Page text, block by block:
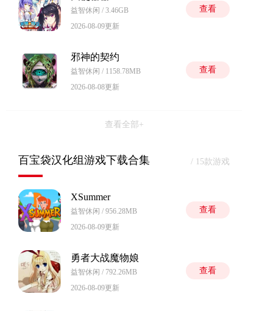
益智休闲 / 3.46GB
2026-08-09更新
查看
邪神的契约
益智休闲 / 1158.78MB
2026-08-08更新
查看
查看全部+
百宝袋汉化组游戏下载合集 / 15款游戏
XSummer
益智休闲 / 956.28MB
2026-08-09更新
查看
勇者大战魔物娘
益智休闲 / 792.26MB
2026-08-09更新
查看